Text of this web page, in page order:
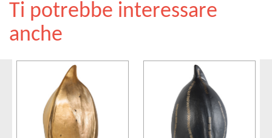
Ti potrebbe interessare
anche